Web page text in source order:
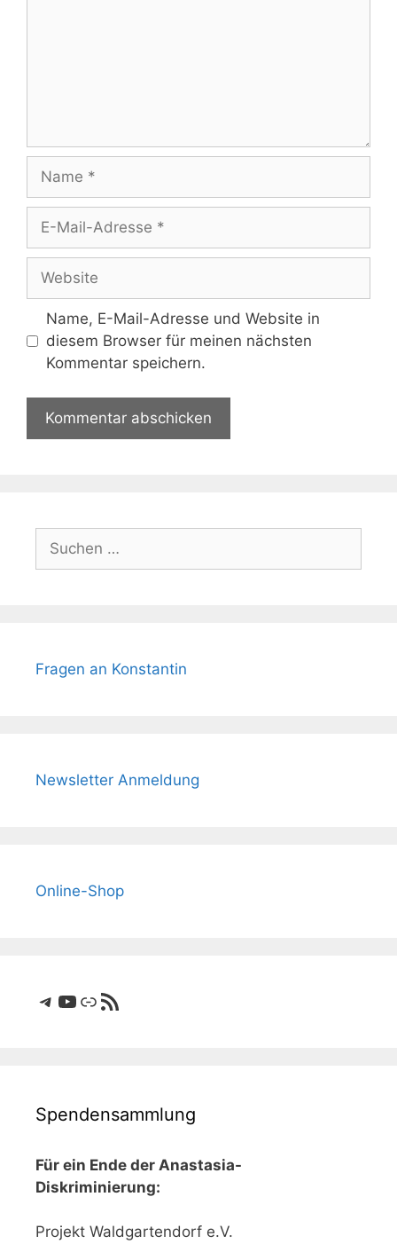
Name
Adresse
Website
Name, E-Mail-Adresse und Website in
diesem Browser für meinen nächsten
Kommentar speichern.
nach:
Fragen an Konstantin
Newsletter Anmeldung
Online-Shop
Telegram
YouTube
LinkRSS-Feed
Spendensammlung
Für ein Ende der Anastasia-
Diskriminierung:
Projekt Waldgartendorf e.V.